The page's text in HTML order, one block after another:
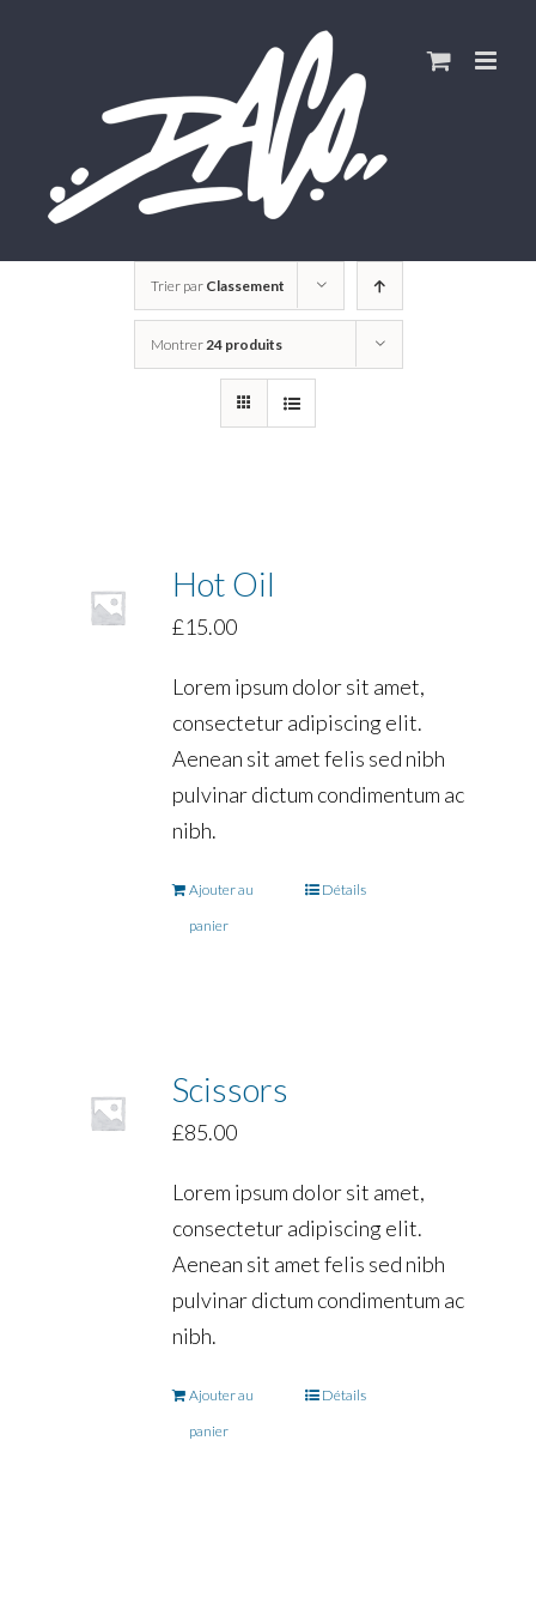
Trier par Classement
Montrer24 produits
Hot Oil
£15.00
Lorem ipsum dolor sit amet,
consectetur adipiscing elit.
Aenean sit amet felis sed nibh
pulvinar dictum condimentum ac
nibh.
Ajouter au
panier
Détails
Scissors
£85.00
Lorem ipsum dolor sit amet,
consectetur adipiscing elit.
Aenean sit amet felis sed nibh
pulvinar dictum condimentum ac
nibh.
Ajouter au
panier
Détails